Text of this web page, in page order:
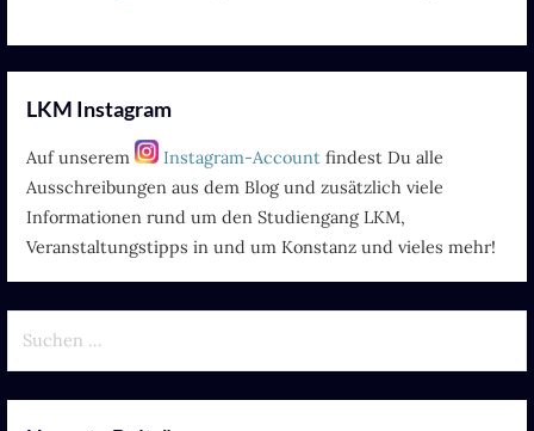
LKM Instagram
Auf unserem Instagram-Account findest Du alle
Ausschreibungen aus dem Blog und zusätzlich viele
Informationen rund um den Studiengang LKM,
Veranstaltungstipps in und um Konstanz und vieles mehr!